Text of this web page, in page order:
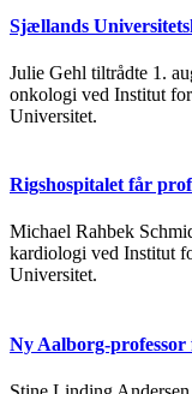
Sjællands
Julie Gehl tiltrådte 1.
onkologi ved Institut
Universitet.
Rigshospitalet får
Michael Rahbek
kardiologi ved Institut
Universitet.
Ny Aalborg-professor